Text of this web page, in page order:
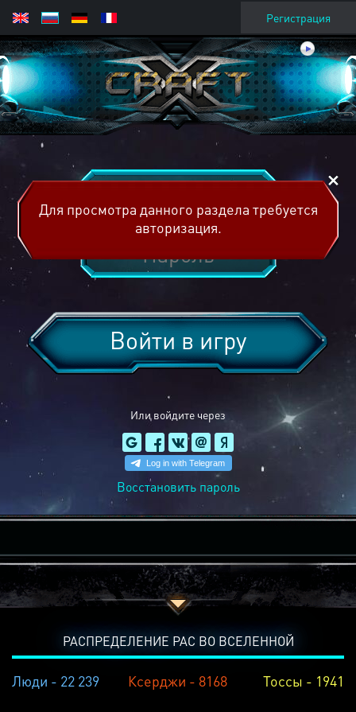
Регистрация
Или войдите через
Войти в игру
Восстановить пароль
Для просмотра данного раздела требуется
авторизация.
РАСПРЕДЕЛЕНИЕ РАС ВО ВСЕЛЕННОЙ
Люди - 22 239 Ксерджи - 8168 Тоссы - 1941